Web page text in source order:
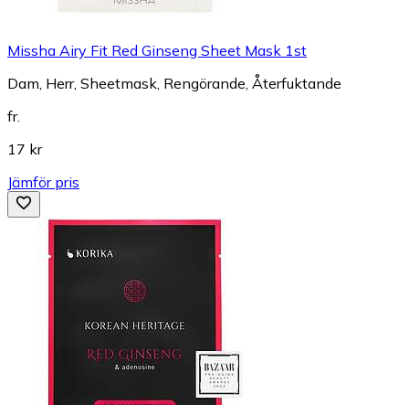
Missha Airy Fit Red Ginseng Sheet Mask 1st
Dam, Herr, Sheetmask, Rengörande, Återfuktande
fr.
17 kr
Jämför pris